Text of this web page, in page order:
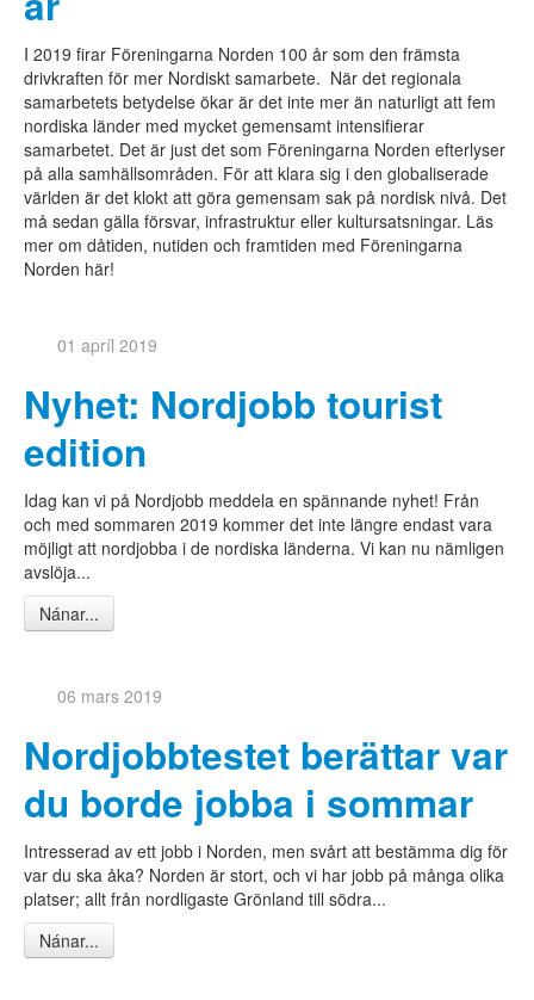
Gagnlegar upplýsingar
Frásagnir
Algengar spurningar
Fyrir vinnuveitendur
Svona er ferlið
Kostir við Nordjobb
Frásagnir vinnuveitenda
Algengar spurningar
Almennir skilmálar
Skrá vinnustað
Útleiga
Algengar spurningar
Saga okkar
Sýn
Á döfinni
Á döfinni
Fréttir
Fyrir fjölmiðla
Tölfræði
Almenn umsókn
Innskráning
DA
SV
NO
FI
IS
I 2019 firar Föreningarna Norden 100 år som den främsta
drivkraften för mer Nordiskt samarbete. När det regionala
samarbetets betydelse ökar är det inte mer än naturligt att fem
nordiska länder med mycket gemensamt intensifierar
samarbetet. Det är just det som Föreningarna Norden efterlyser
på alla samhällsområden. För att klara sig i den globaliserade
världen är det klokt att göra gemensam sak på nordisk nivå. Det
må sedan gälla försvar, infrastruktur eller kultursatsningar. Läs
mer om dåtiden, nutiden och framtiden med Föreningarna
Norden här!
01 apríl 2019
Nyhet: Nordjobb tourist
edition
Idag kan vi på Nordjobb meddela en spännande nyhet! Från
och med sommaren 2019 kommer det inte längre endast vara
möjligt att nordjobba i de nordiska länderna. Vi kan nu nämligen
avslöja...
Nánar...
06 mars 2019
Nordjobbtestet berättar var
du borde jobba i sommar
Intresserad av ett jobb i Norden, men svårt att bestämma dig för
var du ska åka? Norden är stort, och vi har jobb på många olika
platser; allt från nordligaste Grönland till södra...
Nánar...